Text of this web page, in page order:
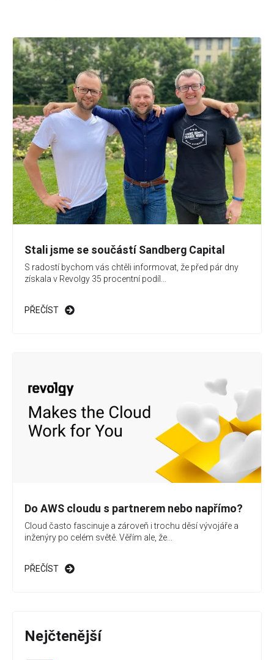
Stali jsme se součástí Sandberg Capital
S radostí bychom vás chtěli informovat, že před pár dny
získala v Revolgy 35 procentní podíl...
PŘEČÍST
Do AWS cloudu s partnerem nebo napřímo?
Cloud často fascinuje a zároveň i trochu děsí vývojáře a
inženýry po celém světě. Věřím ale, že...
PŘEČÍST
Nejčtenější